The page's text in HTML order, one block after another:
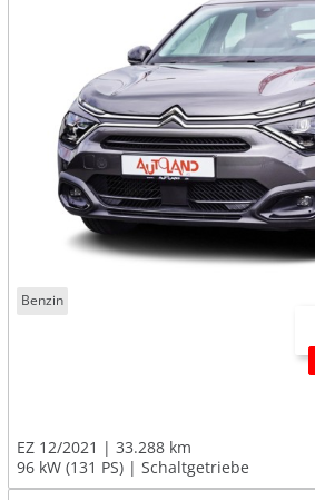
Benzin
EZ 12/2021
33.288 km
96 kW (131 PS)
Schaltgetriebe